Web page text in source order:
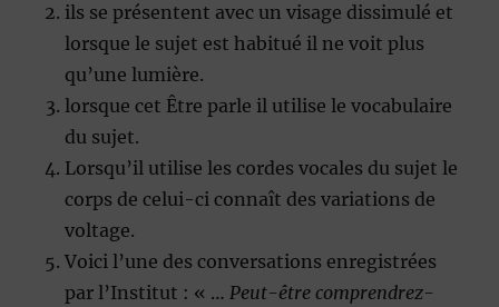
ils se présentent avec un visage dissimulé et
lorsque le sujet est habitué il ne voit plus
qu’une lumière.
lorsque cet Être parle il utilise le vocabulaire
du sujet.
Lorsqu’il utilise les cordes vocales du sujet le
corps de celui-ci connaît des variations de
voltage.
Voici l’une des conversations enregistrées
par l’Institut : « …Peut-être comprendrez-